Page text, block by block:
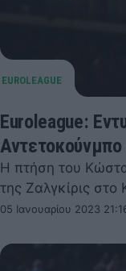
Euroleague:
Η πτήση του
της Ζαλγκίρις στο
05 Ιανουαρίου 2023